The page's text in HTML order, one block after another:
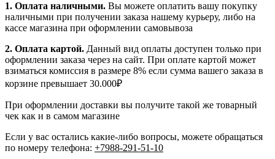
1. Оплата наличными. Вы можете оплатить вашу покупку
наличными при получении заказа нашему курьеру, либо на
кассе магазина при оформлении самовывоза
2. Оплата картой. Данный вид оплаты доступен только при
оформлении заказа через на сайт. При оплате картой может
взиматься комиссия в размере 8% если сумма вашего заказа в
корзине превышает 30.000₽
При оформлении доставки вы получите такой же товарный
чек как и в самом магазине
Если у вас остались какие-либо вопросы, можете обращаться
по номеру телефона: +7988-291-51-10